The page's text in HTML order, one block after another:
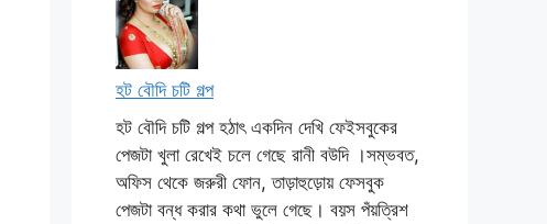
হট বৌদি চটি গল্প
হট বৌদি চটি গল্প হঠাৎ একদিন দেখি ফেইসবুকের
পেজটা খুলা রেখেই চলে গেছে রানী বউদি ।সম্ভবত,
অফিস থেকে জরুরী ফোন, তাড়াহুড়োয় ফেসবুক
পেজটা বন্ধ করার কথা ভুলে গেছে। বয়স পঁয়ত্রিশ